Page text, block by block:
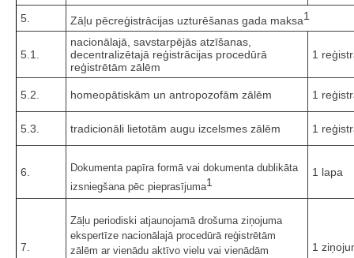
5. Zāļu pēcreģistrācijas uzturēšanas gada maksa1
5.1.
nacionālajā, savstarpējās atzīšanas,
decentralizētajā reģistrācijas procedūrā
reģistrētām zālēm
1
5.2. homeopātiskām un antropozofām zālēm 1
5.3. tradicionāli lietotām augu izcelsmes zālēm 1
6.
Dokumenta papīra formā vai dokumenta dublikāta
izsniegšana pēc pieprasījuma1
1 lapa
7.
Zāļu periodiski atjaunojamā drošuma ziņojuma
ekspertīze nacionālajā procedūrā reģistrētām
zālēm ar vienādu aktīvo vielu vai vienādām
1